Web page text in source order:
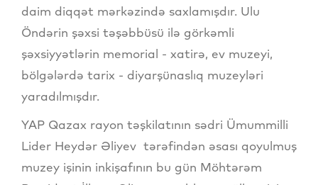
daim diqqət mərkəzində saxlamışdır. Ulu
Öndərin şəxsi təşəbbüsü ilə görkəmli
şəxsiyyətlərin memorial - xatirə, ev muzeyi,
bölgələrdə tarix - diyarşünaslıq muzeyləri
yaradılmışdır.
YAP Qazax rayon təşkilatının sədri Ümummilli
Lider Heydər Əliyev tərəfindən əsası qoyulmuş
muzey işinin inkişafının bu gün Möhtərəm